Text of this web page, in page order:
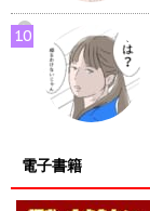
電子書籍